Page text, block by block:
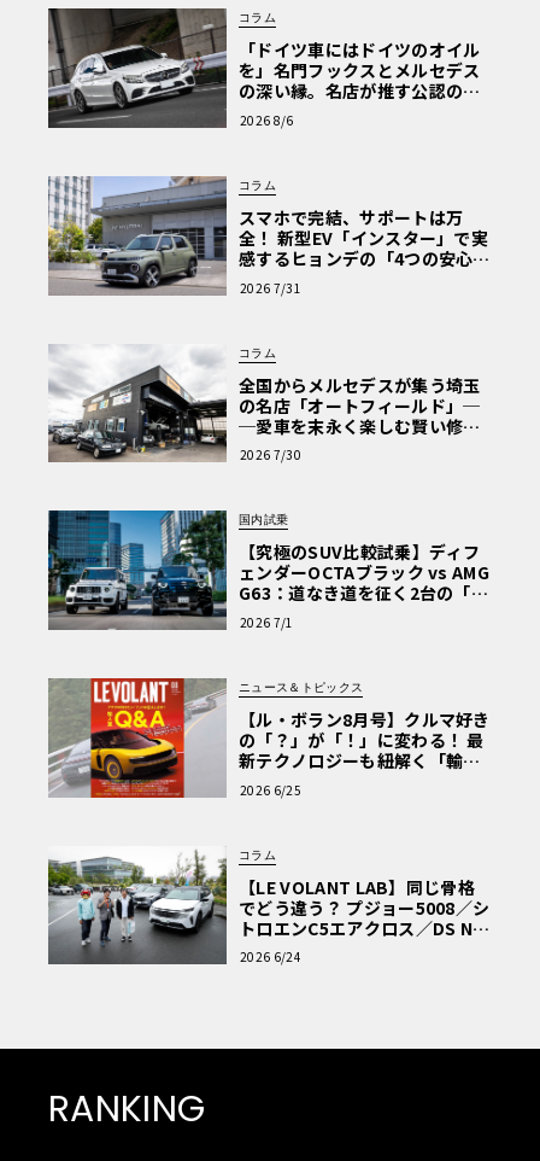
コラム
「ドイツ車にはドイツのオイル
を」名門フックスとメルセデス
の深い縁。名店が推す公認の安
心と、Cクラスで味わうシルキー
な走り〈PR〉
2026 8/6
コラム
スマホで完結、サポートは万
全！ 新型EV「インスター」で実
感するヒョンデの「4つの安心」
【第1回・ヒョンデ6つの疑問：
Why? Hyundai?】〈PR〉
2026 7/31
コラム
全国からメルセデスが集う埼玉
の名店「オートフィールド」─
─愛車を末永く楽しむ賢い修理
術と、プロがフックス製オイル
を選ぶ理由〈PR〉
2026 7/30
国内試乗
【究極のSUV比較試乗】ディフ
ェンダーOCTAブラック vs AMG
G63：道なき道を征く2台の「対
極的アプローチ」
2026 7/1
ニュース＆トピックス
【ル・ボラン8月号】クルマ好き
の「？」が「！」に変わる！ 最
新テクノロジーも紐解く「輸入
車Q&A」
2026 6/25
コラム
【LE VOLANT LAB】同じ骨格
でどう違う？ プジョー5008／シ
トロエンC5エアクロス／DS Nº4
読者一気乗りレポート
2026 6/24
RANKING